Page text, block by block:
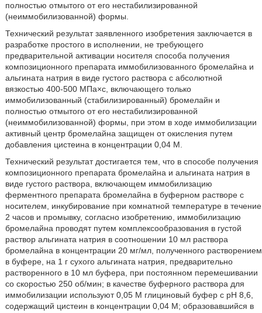
полностью отмытого от его нестабилизированной
(неиммобилизованной) формы.
Технический результат заявленного изобретения заключается в
разработке простого в исполнении, не требующего
предварительной активации носителя способа получения
композиционного препарата иммобилизованного бромелайна и
альгината натрия в виде густого раствора с абсолютной
вязкостью 400-500 МПа×с, включающего только
иммобилизованный (стабилизированный) бромелайн и
полностью отмытого от его нестабилизированной
(неиммобилизованной) формы, при этом в ходе иммобилизации
активный центр бромелайна защищен от окисления путем
добавления цистеина в концентрации 0,04 М.
Технический результат достигается тем, что в способе получения
композиционного препарата бромелайна и альгината натрия в
виде густого раствора, включающем иммобилизацию
ферментного препарата бромелайна в буферном растворе с
носителем, инкубирование при комнатной температуре в течение
2 часов и промывку, согласно изобретению, иммобилизацию
бромелайна проводят путем комплексообразования в густой
раствор альгината натрия в соотношении 10 мл раствора
бромелайна в концентрации 20 мг/мл, полученного растворением
в буфере, на 1 г сухого альгината натрия, предварительно
растворенного в 10 мл буфера, при постоянном перемешивании
со скоростью 250 об/мин; в качестве буферного раствора для
иммобилизации используют 0,05 М глициновый буфер с рН 8,6,
содержащий цистеин в концентрации 0,04 М; образовавшийся в